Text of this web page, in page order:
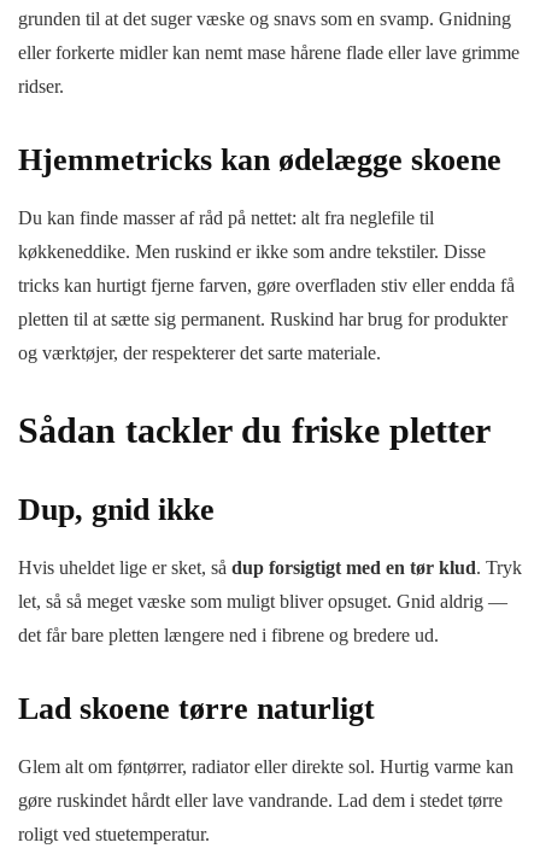
grunden til at det suger væske og snavs som en svamp. Gnidning
eller forkerte midler kan nemt mase hårene flade eller lave grimme
ridser.
Hjemmetricks kan ødelægge skoene
Du kan finde masser af råd på nettet: alt fra neglefile til
køkkeneddike. Men ruskind er ikke som andre tekstiler. Disse
tricks kan hurtigt fjerne farven, gøre overfladen stiv eller endda få
pletten til at sætte sig permanent. Ruskind har brug for produkter
og værktøjer, der respekterer det sarte materiale.
Sådan tackler du friske pletter
Dup, gnid ikke
Hvis uheldet lige er sket, så dup forsigtigt med en tør klud. Tryk
let, så så meget væske som muligt bliver opsuget. Gnid aldrig —
det får bare pletten længere ned i fibrene og bredere ud.
Lad skoene tørre naturligt
Glem alt om føntørrer, radiator eller direkte sol. Hurtig varme kan
gøre ruskindet hårdt eller lave vandrande. Lad dem i stedet tørre
roligt ved stuetemperatur.